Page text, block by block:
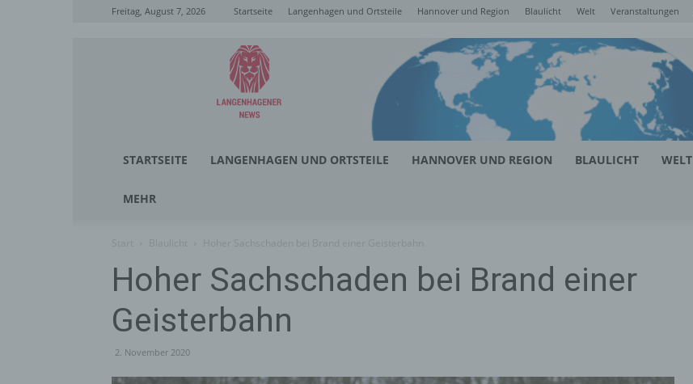
Freitag, August 7, 2026 Startseite Langenhagen und Ortsteile Hannover und Region Blaulicht Welt Veranstaltungen
Langenhagener
News
STARTSEITE LANGENHAGEN UND ORTSTEILE HANNOVER UND REGION BLAULICHT WELT
MEHR
Hoher Sachschaden bei Brand einer
Geisterbahn
2. November 2020